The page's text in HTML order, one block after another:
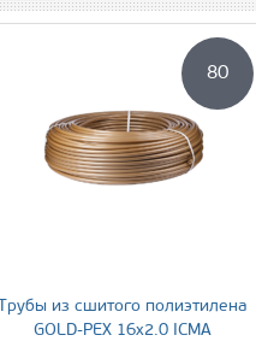
Трубы из сшитого полиэтилена
GOLD-PEX 16х2.0 ICMA
80